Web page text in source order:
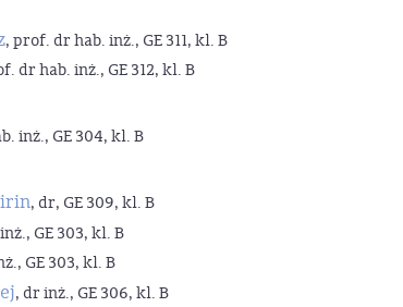
, prof. dr hab. inż., GE 311, kl. B
dr hab. inż., GE 312, kl. B
inż., GE 304, kl. B
, dr, GE 309, kl. B
GE 303, kl. B
GE 303, kl. B
, dr inż., GE 306, kl. B